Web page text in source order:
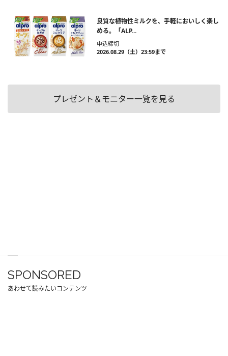
良質な植物性ミルクを、手軽においしく楽し
める。「ALP...
申込締切
2026.08.29（土）23:59まで
プレゼント＆モニター一覧を見る
SPONSORED
あわせて読みたいコンテンツ